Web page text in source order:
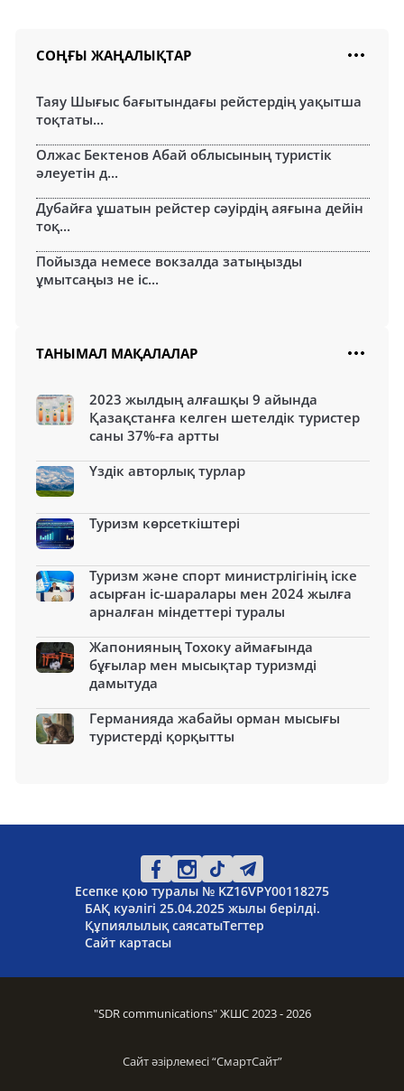
СОҢҒЫ ЖАҢАЛЫҚТАР
Таяу Шығыс бағытындағы рейстердің уақытша
тоқтаты...
Олжас Бектенов Абай облысының туристік
әлеуетін д...
Дубайға ұшатын рейстер сәуірдің аяғына дейін
тоқ...
Пойызда немесе вокзалда затыңызды
ұмытсаңыз не іс...
ТАНЫМАЛ МАҚАЛАЛАР
2023 жылдың алғашқы 9 айында
Қазақстанға келген шетелдік туристер
саны 37%-ға артты
Үздік авторлық турлар
Туризм көрсеткіштері
Туризм және спорт министрлігінің іске
асырған іс-шаралары мен 2024 жылға
арналған міндеттері туралы
Жапонияның Тохоку аймағында
бұғылар мен мысықтар туризмді
дамытуда
Германияда жабайы орман мысығы
туристерді қорқытты
Есепке қою туралы № KZ16VPY00118275
БАҚ куәлігі 25.04.2025 жылы берілді.
Құпиялылық саясатыТегтер
Сайт картасы
"SDR communications" ЖШС 2023 - 2026
Сайт әзірлемесі “СмартСайт”